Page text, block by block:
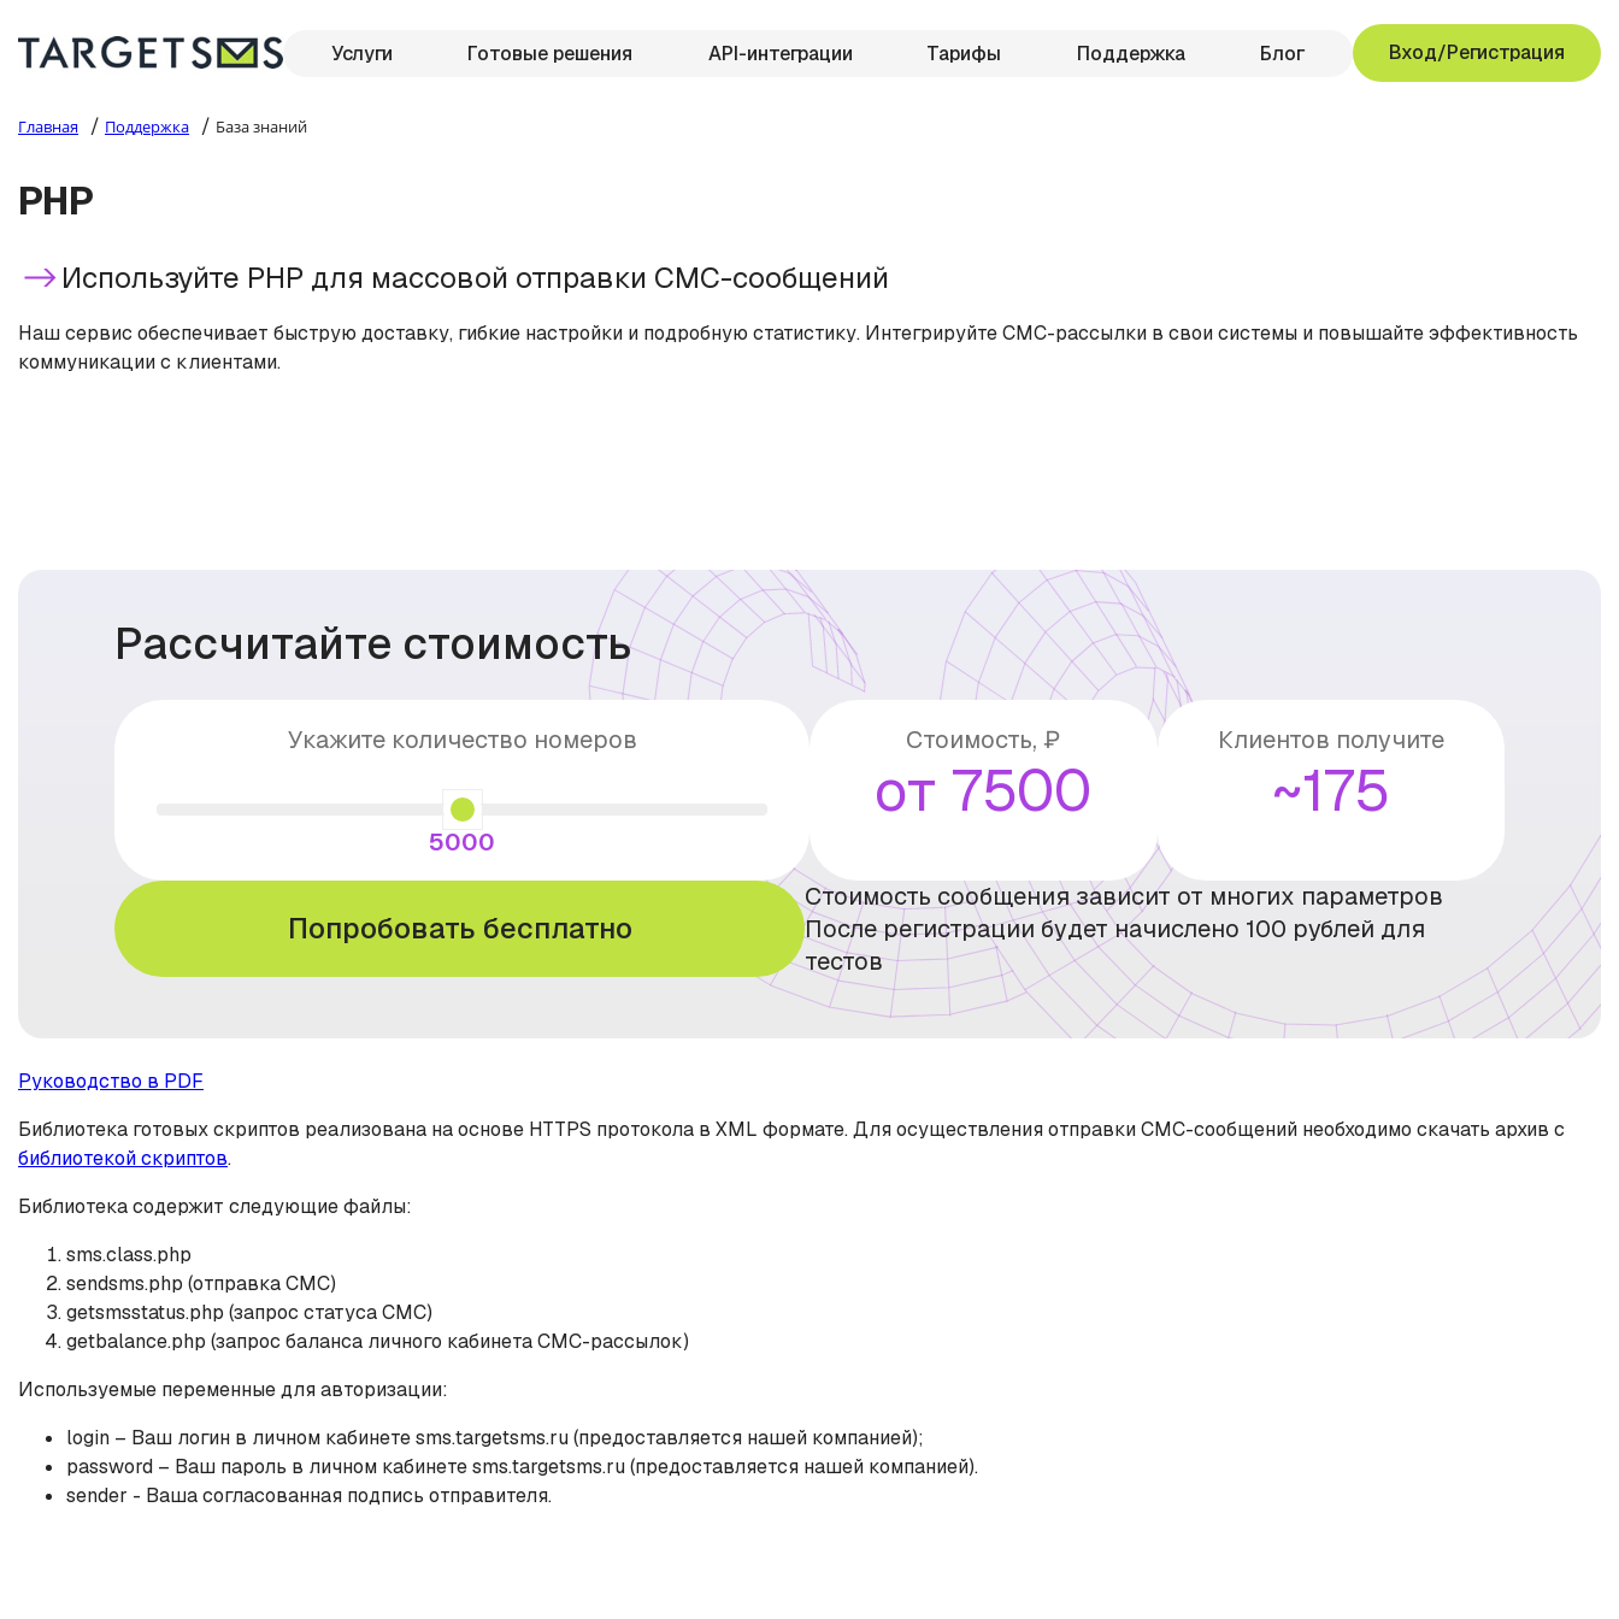
Услуги Готовые решения API-интеграции Тарифы Поддержка Блог Вход/Регистрация
Главная / Поддержка / База знаний
PHP
Используйте PHP для массовой отправки СМС-сообщений
Наш сервис обеспечивает быструю доставку, гибкие настройки и подробную статистику. Интегрируйте СМС-рассылки в свои системы и повышайте эффективность
коммуникации с клиентами.
Рассчитайте стоимость
Укажите количество номеров
5000
Стоимость, ₽
от 7500
Клиентов получите
~175
Попробовать бесплатно
Стоимость сообщения зависит от многих параметров
После регистрации будет начислено 100 рублей для
тестов
Руководство в PDF
Библиотека готовых скриптов реализована на основе HTTPS протокола в XML формате. Для осуществления отправки СМС-сообщений необходимо скачать архив с
библиотекой скриптов.
Библиотека содержит следующие файлы:
sms.class.php
sendsms.php (отправка СМС)
getsmsstatus.php (запрос статуса СМС)
getbalance.php (запрос баланса личного кабинета СМС-рассылок)
Используемые переменные для авторизации:
login – Ваш логин в личном кабинете sms.targetsms.ru (предоставляется нашей компанией);
password – Ваш пароль в личном кабинете sms.targetsms.ru (предоставляется нашей компанией).
sender - Ваша согласованная подпись отправителя.